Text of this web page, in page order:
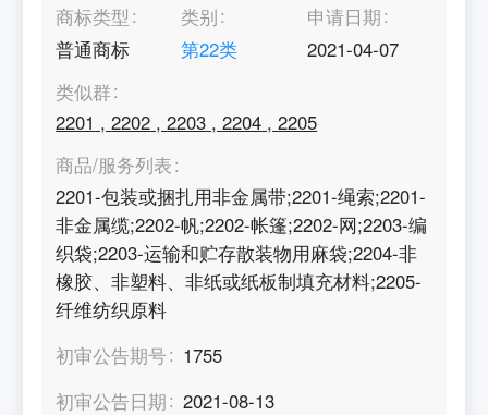
商标类型
普通商标
类别
第22类
申请日期
2021-04-07
类似群
2201 ,2202 ,2203 ,2204 ,2205
商品/服务列表
2201-包装或捆扎用非金属带;2201-绳索;2201-
非金属缆;2202-帆;2202-帐篷;2202-网;2203-编
织袋;2203-运输和贮存散装物用麻袋;2204-非
橡胶、非塑料、非纸或纸板制填充材料;2205-
纤维纺织原料
初审公告期号
1755
初审公告日期
2021-08-13